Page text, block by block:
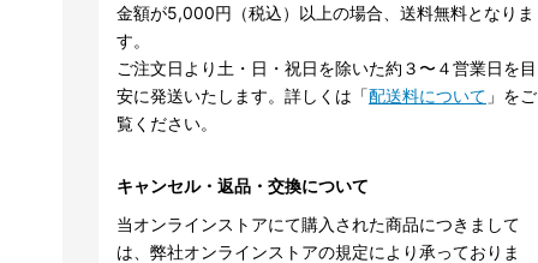
金額が5,000円（税込）以上の場合、送料無料となりま
す。
ご注文日より土・日・祝日を除いた約３〜４営業日を目
安に発送いたします。詳しくは「配送料について 」をご
覧ください。
キャンセル・返品・交換について
当オンラインストアにて購入された商品につきまして
は、弊社オンラインストアの規定により承っておりま